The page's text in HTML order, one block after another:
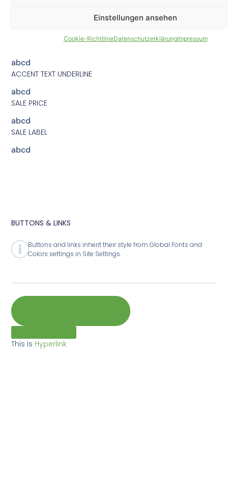
Einstellungen ansehen
Cookie-RichtlinieDatenschutzerklärungImpressum
BODY TEXT ITALIC CAPITALIZE
abcd
ACCENT TEXT UNDERLINE
abcd
SALE PRICE
abcd
SALE LABEL
abcd
BUTTONS & LINKS
Buttons and links inherit their style from Global Fonts and
Colors settings in Site Settings.
This is Hyperlink